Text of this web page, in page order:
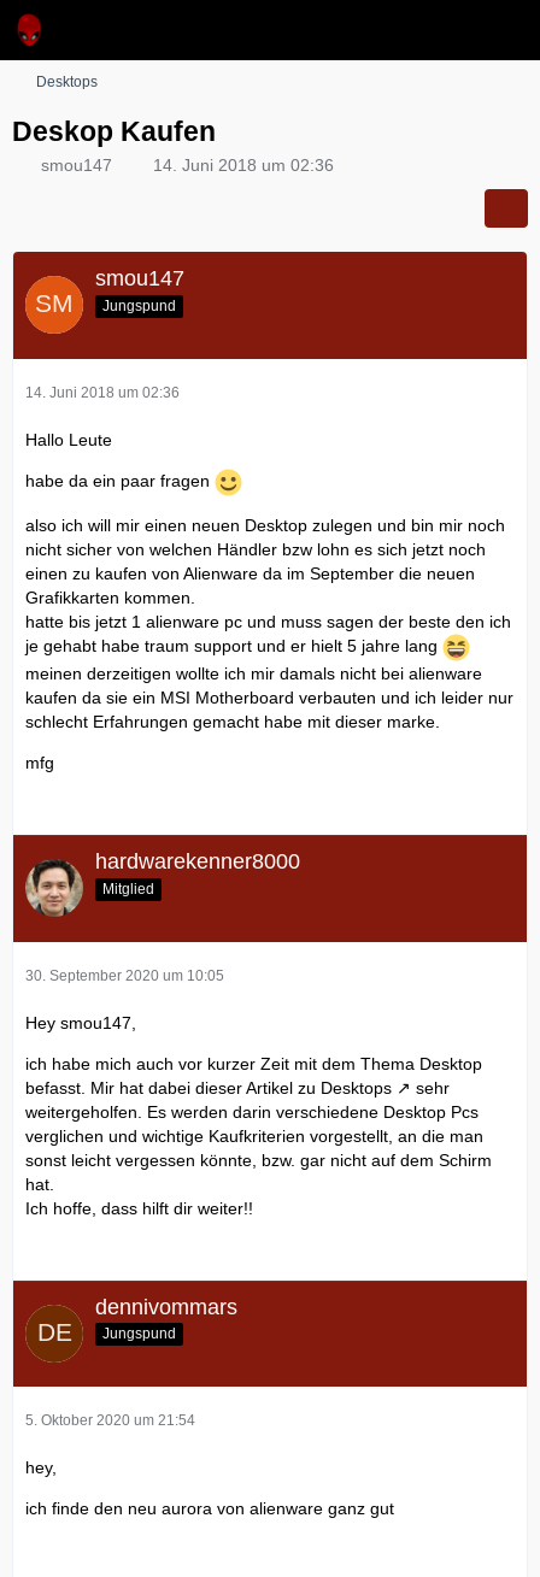
Desktops
Deskop Kaufen
smou147 14. Juni 2018 um 02:36
smou147
Jungspund
14. Juni 2018 um 02:36
Hallo Leute
habe da ein paar fragen
also ich will mir einen neuen Desktop zulegen und bin mir noch
nicht sicher von welchen Händler bzw lohn es sich jetzt noch
einen zu kaufen von Alienware da im September die neuen
Grafikkarten kommen.
hatte bis jetzt 1 alienware pc und muss sagen der beste den ich
je gehabt habe traum support und er hielt 5 jahre lang
meinen derzeitigen wollte ich mir damals nicht bei alienware
kaufen da sie ein MSI Motherboard verbauten und ich leider nur
schlecht Erfahrungen gemacht habe mit dieser marke.
mfg
hardwarekenner8000
Mitglied
30. September 2020 um 10:05
Hey smou147,
ich habe mich auch vor kurzer Zeit mit dem Thema Desktop
befasst. Mir hat dabei dieser Artikel zu Desktops
sehr
weitergeholfen. Es werden darin verschiedene Desktop Pcs
verglichen und wichtige Kaufkriterien vorgestellt, an die man
sonst leicht vergessen könnte, bzw. gar nicht auf dem Schirm
hat.
Ich hoffe, dass hilft dir weiter!!
dennivommars
Jungspund
5. Oktober 2020 um 21:54
hey,
ich finde den neu aurora von alienware ganz gut